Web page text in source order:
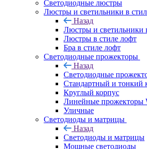
Светодиодные люстры
Люстры и светильники в
Назад
Люстры и светильники
Люстры в стиле лофт
Бра в стиле лофт
Светодиодные прожекторы
Назад
Светодиодные
Стандартный и тонкий
Круглый корпус
Линейные прожекторы
Уличные
Светодиоды и матрицы
Назад
Светодиоды и матрицы
Мощные светодиоды